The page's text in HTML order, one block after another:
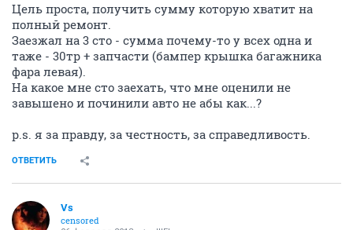
Цель проста, получить сумму которую хватит на
полный ремонт.
Заезжал на 3 сто - сумма почему-то у всех одна и
таже - 30тр + запчасти (бампер крышка багажника
фара левая).
На какое мне сто заехать, что мне оценили не
завышено и починили авто не абы как...?
p.s. я за правду, за честность, за справедливость.
ОТВЕТИТЬ
Vs
censored